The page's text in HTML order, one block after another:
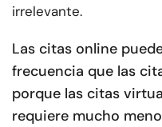
irrelevante.
Las citas online
frecuencia que las
porque las citas
requiere mucho